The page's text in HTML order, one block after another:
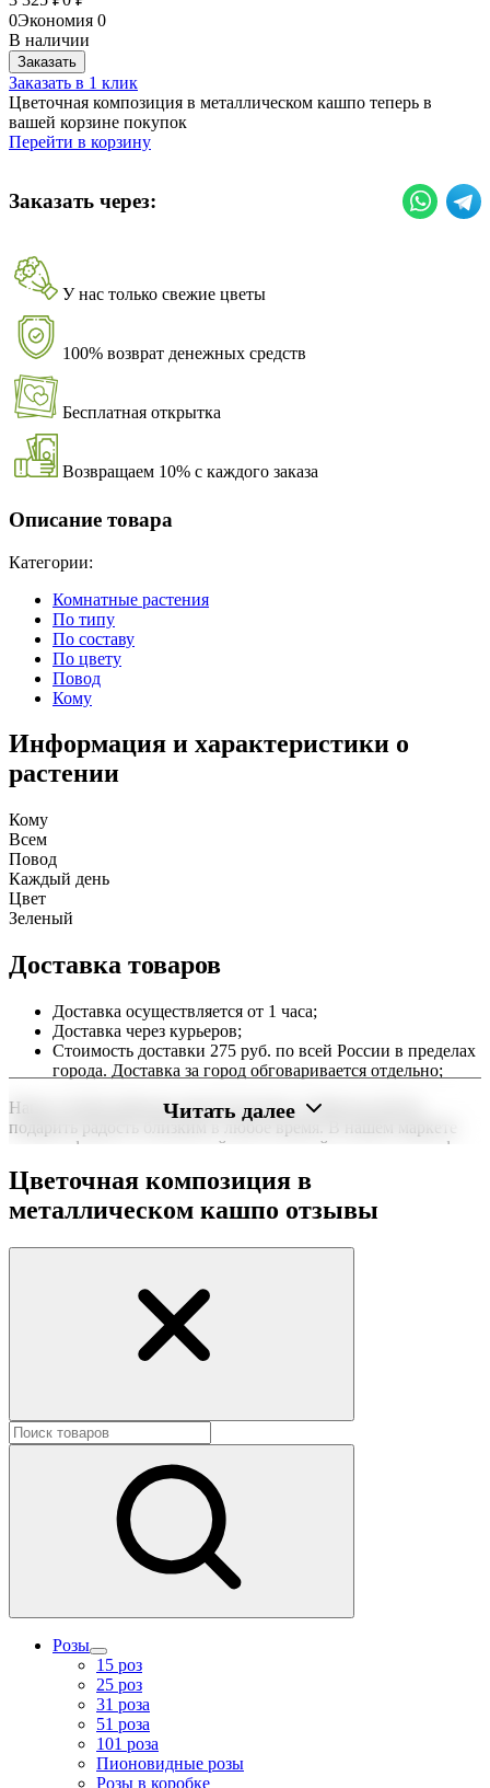
0Экономия 0
В наличии
Заказать
Заказать в 1 клик
Цветочная композиция в металлическом кашпо теперь в
вашей корзине покупок
Перейти в корзину
Заказать через:
У нас только свежие цветы
100% возврат денежных средств
Бесплатная открытка
Возвращаем 10% с каждого заказа
Описание товара
Категории:
Комнатные растения
По типу
По составу
По цвету
Повод
Кому
Информация и характеристики о
растении
Кому
Всем
Повод
Каждый день
Цвет
Зеленый
Доставка товаров
Доставка осуществляется от 1 часа;
Доставка через курьеров;
Стоимость доставки 275 руб. по всей России в пределах
города. Доставка за город обговаривается отдельно;
Наша служба работает круглосуточно, чтобы вы могли
подарить радость близким в любое время. В нашем маркете
можно оформить заказ онлайн с доставкой на дом или в офис
Нужна срочная отправка? Курьер привезет заказ в течение 60
минут или день в день в удобный интервал. Если вам важно
вручить подарок ко времени, наш сервис доставки обеспечит
сегодня и ежедневно 24 часа в сутки.
Читать далее
Цветочная композиция в
металлическом кашпо отзывы
Розы
15 роз
25 роз
31 роза
51 роза
101 роза
Пионовидные розы
Розы в коробке